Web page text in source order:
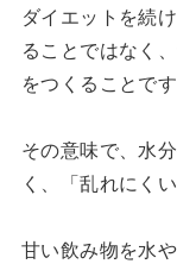
ダイエットを続
ることではなく
をつくることです
その意味で、水
く、「乱れにく
甘い飲み物を水